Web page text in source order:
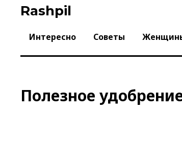
Rashpil
Интересно Советы
Полезное